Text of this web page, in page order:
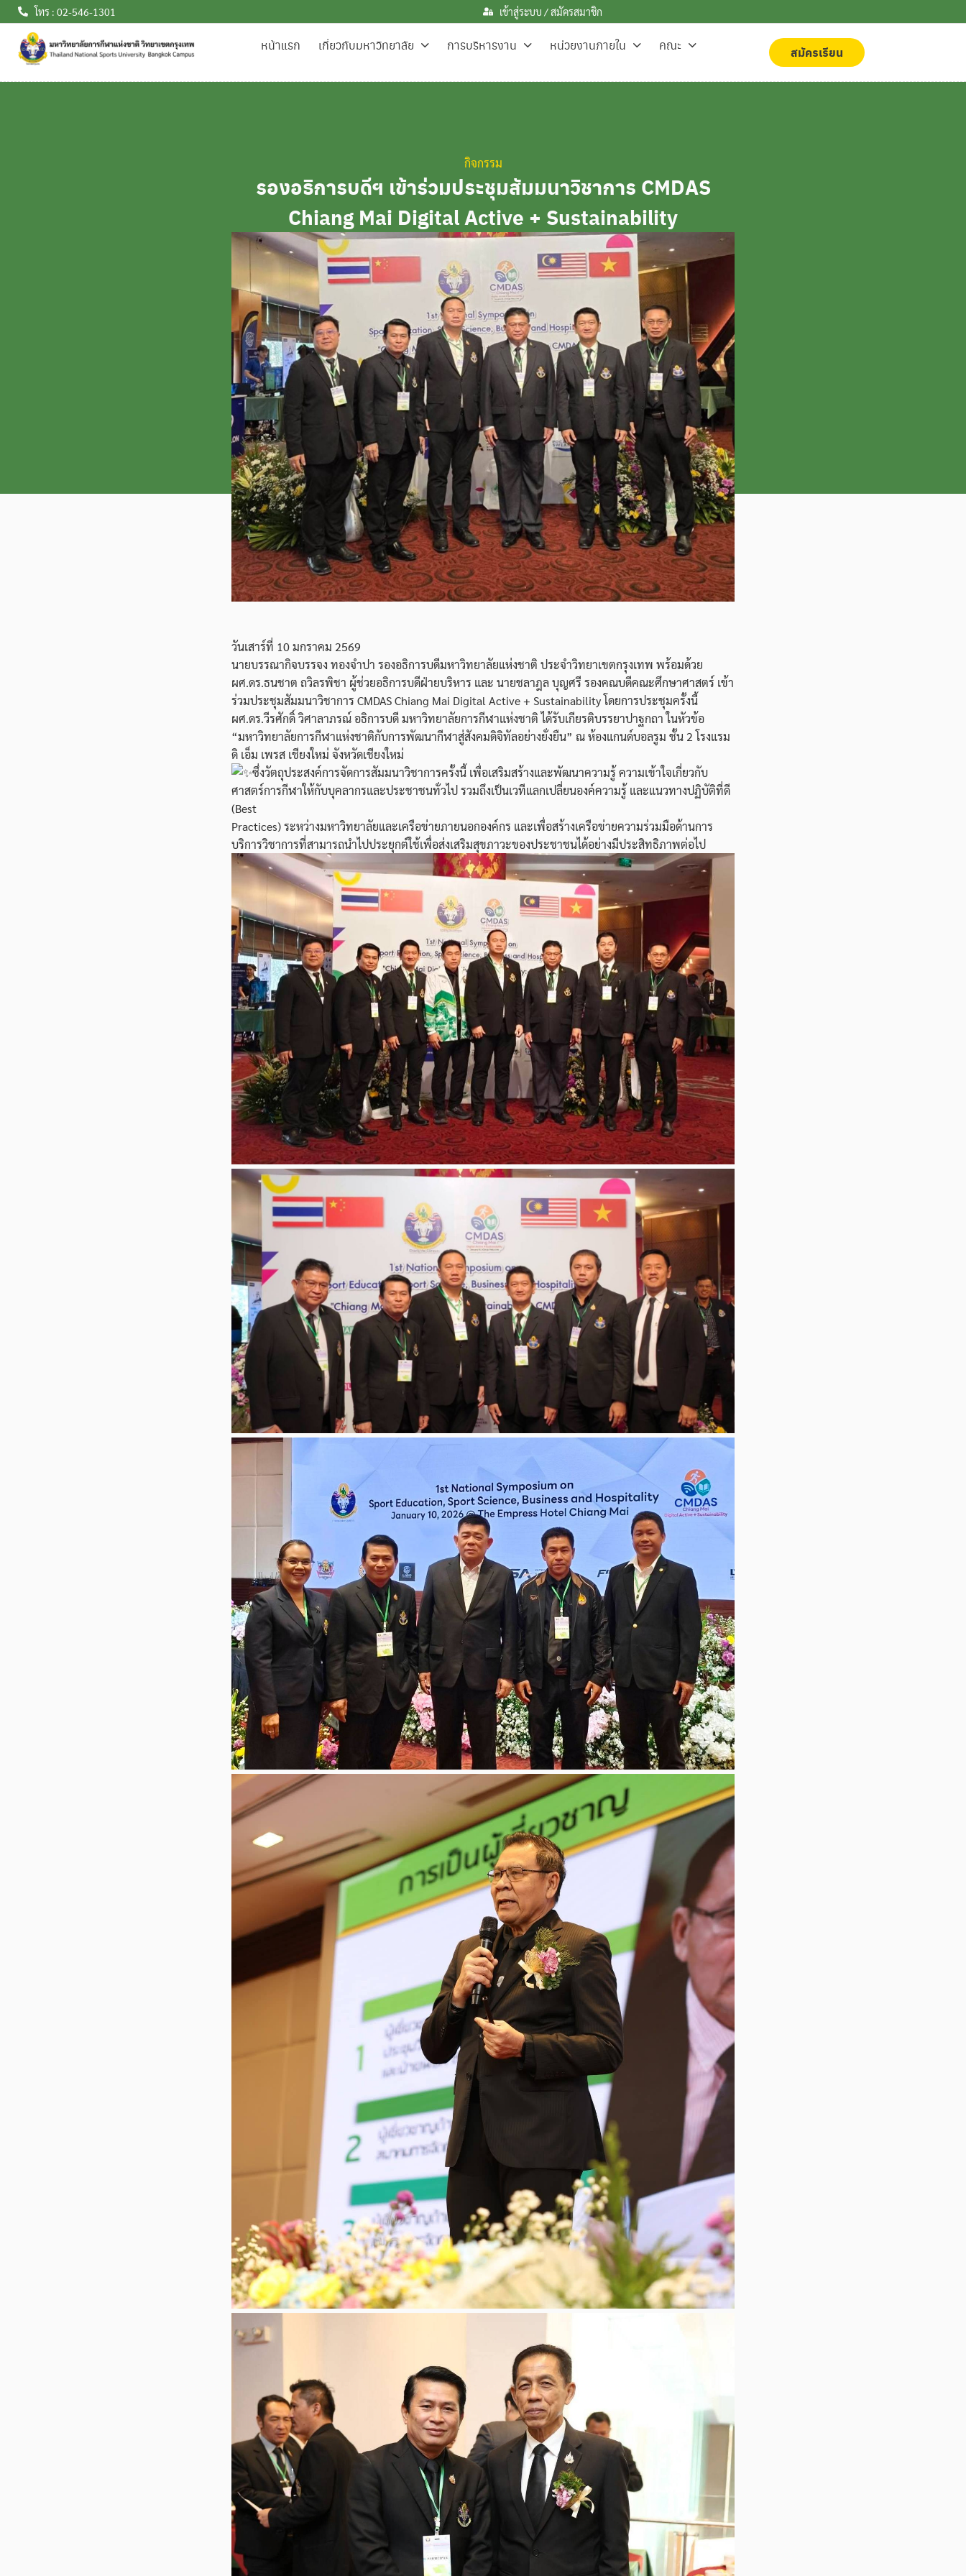
โทร : 02-546-1301 เข้าสู่ระบบ / สมัครสมาชิก
หน้าแรก เกี่ยวกับมหาวิทยาลัย การบริหารงาน หน่วยงานภายใน คณะ สมัครเรียน
กิจกรรม
รองอธิการบดีฯ เข้าร่วมประชุมสัมมนาวิชาการ CMDAS
Chiang Mai Digital Active + Sustainability
วันเสาร์ที่ 10 มกราคม 2569
นายบรรณากิจบรรจง ทองจำปา รองอธิการบดีมหาวิทยาลัยแห่งชาติ ประจำวิทยาเขตกรุงเทพ พร้อมด้วย
ผศ.ดร.ธนชาต ถวิลรพิชา ผู้ช่วยอธิการบดีฝ่ายบริหาร และ นายชลาฎล บุญศรี รองคณบดีคณะศึกษาศาสตร์ เข้า
ร่วมประชุมสัมมนาวิชาการ CMDAS Chiang Mai Digital Active + Sustainability โดยการประชุมครั้งนี้
ผศ.ดร.วีรศักดิ์ วิศาลาภรณ์ อธิการบดี มหาวิทยาลัยการกีฬาแห่งชาติ ได้รับเกียรติบรรยาปาฐกถา ในหัวข้อ
“มหาวิทยาลัยการกีฬาแห่งชาติกับการพัฒนากีฬาสู่สังคมดิจิทัลอย่างยั่งยืน” ณ ห้องแกนด์บอลรูม ชั้น 2 โรงแรม
ดิ เอ็ม เพรส เชียงใหม่ จังหวัดเชียงใหม่
ซึ่งวัตถุประสงค์การจัดการสัมมนาวิชาการครั้งนี้ เพื่อเสริมสร้างและพัฒนาความรู้ ความเข้าใจเกี่ยวกับ
ศาสตร์การกีฬาให้กับบุคลากรและประชาชนทั่วไป รวมถึงเป็นเวทีแลกเปลี่ยนองค์ความรู้ และแนวทางปฏิบัติที่ดี
(Best
Practices) ระหว่างมหาวิทยาลัยและเครือข่ายภายนอกองค์กร และเพื่อสร้างเครือข่ายความร่วมมือด้านการ
บริการวิชาการที่สามารถนำไปประยุกต์ใช้เพื่อส่งเสริมสุขภาวะของประชาชนได้อย่างมีประสิทธิภาพต่อไป